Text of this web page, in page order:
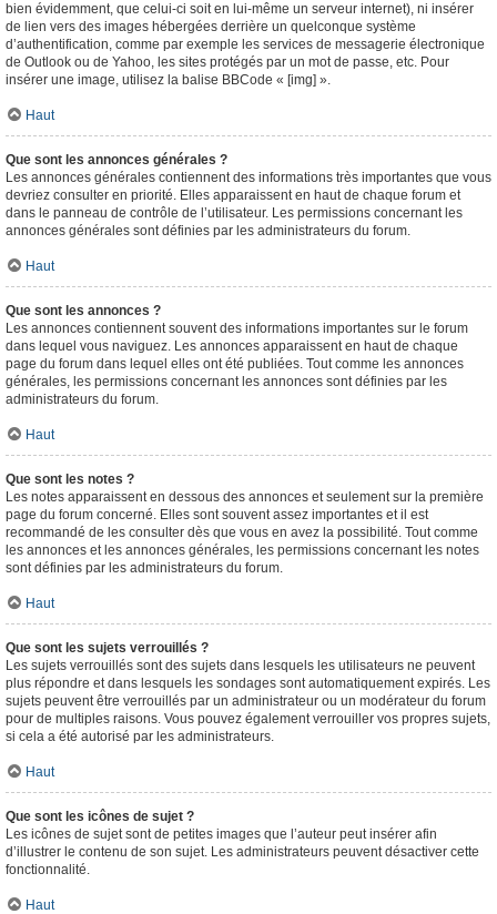
bien évidemment, que celui-ci soit en lui-même un serveur internet), ni insérer
de lien vers des images hébergées derrière un quelconque système
d’authentification, comme par exemple les services de messagerie électronique
de Outlook ou de Yahoo, les sites protégés par un mot de passe, etc. Pour
insérer une image, utilisez la balise BBCode « [img] ».
Haut
Que sont les annonces générales ?
Les annonces générales contiennent des informations très importantes que vous
devriez consulter en priorité. Elles apparaissent en haut de chaque forum et
dans le panneau de contrôle de l’utilisateur. Les permissions concernant les
annonces générales sont définies par les administrateurs du forum.
Haut
Que sont les annonces ?
Les annonces contiennent souvent des informations importantes sur le forum
dans lequel vous naviguez. Les annonces apparaissent en haut de chaque
page du forum dans lequel elles ont été publiées. Tout comme les annonces
générales, les permissions concernant les annonces sont définies par les
administrateurs du forum.
Haut
Que sont les notes ?
Les notes apparaissent en dessous des annonces et seulement sur la première
page du forum concerné. Elles sont souvent assez importantes et il est
recommandé de les consulter dès que vous en avez la possibilité. Tout comme
les annonces et les annonces générales, les permissions concernant les notes
sont définies par les administrateurs du forum.
Haut
Que sont les sujets verrouillés ?
Les sujets verrouillés sont des sujets dans lesquels les utilisateurs ne peuvent
plus répondre et dans lesquels les sondages sont automatiquement expirés. Les
sujets peuvent être verrouillés par un administrateur ou un modérateur du forum
pour de multiples raisons. Vous pouvez également verrouiller vos propres sujets,
si cela a été autorisé par les administrateurs.
Haut
Que sont les icônes de sujet ?
Les icônes de sujet sont de petites images que l’auteur peut insérer afin
d’illustrer le contenu de son sujet. Les administrateurs peuvent désactiver cette
fonctionnalité.
Haut